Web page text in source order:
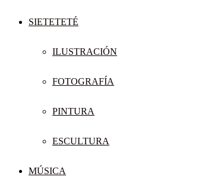
SIETETETÉ
ILUSTRACIÓN
FOTOGRAFÍA
PINTURA
ESCULTURA
MÚSICA